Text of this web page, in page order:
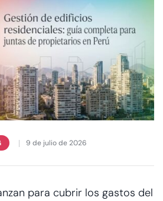
9 de julio de 2026
para cubrir los gastos del